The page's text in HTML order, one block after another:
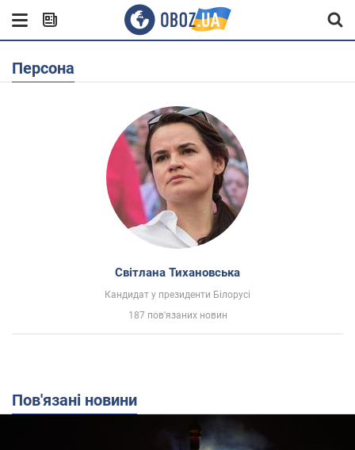
Персона
Світлана Тихановська
Кандидат у президенти Білорусі
187 пов'язаних новин
Пов'язані новини